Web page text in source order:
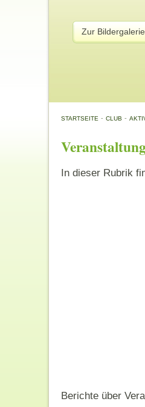
Zur Bildergalerie
STARTSEITE - CLUB -
In dieser Rubrik
Berichte über